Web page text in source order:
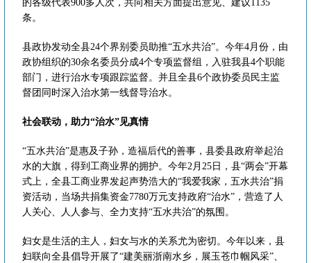
的各级代表900多人次，共向相关方面提出意见、建议1135
条。
县政协发动全县24个界别委员助推“五水共治”。今年4月份，由
政协组织的30余名委员分成4个专项监督组，入驻我县4个职能
部门，进行治水专项跟踪监督。并且全县6个政协委员民主监
督团同时深入治水第一线督导治水。
社会联动，助力“治水”见真情
“五水共治”是惠及子孙，造福后代的善事，县委县政府举起治
水的大旗，得到工商业界的拥护。今年2月25日，县“两会”开幕
式上，全县工商业界发起声势浩大的“我爱我家，五水共治”捐
资活动，当场共捐集资金7780万元支持政府“治水”，营造了人
人关心、人人参与、全力支持“五水共治”的氛围。
妇女是生活的主人，妇女与水的关系尤为密切。今年以来，县
妇联向全县倡导开展了“建美丽浙南水乡，展玉苍巾帼风采”、